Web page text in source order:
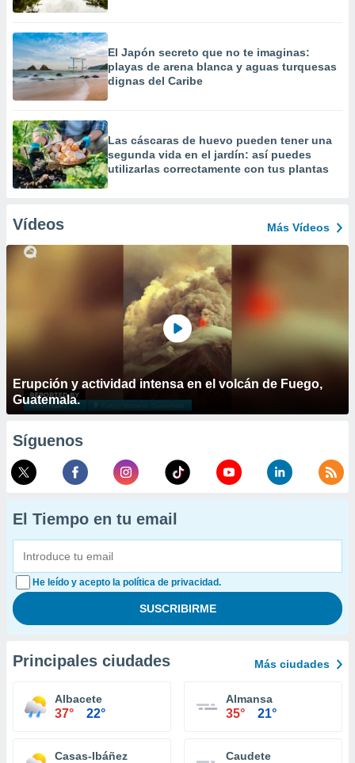
El Japón secreto que no te imaginas:
playas de arena blanca y aguas turquesas
dignas del Caribe
Las cáscaras de huevo pueden tener una
segunda vida en el jardín: así puedes
utilizarlas correctamente con tus plantas
Vídeos Más Vídeos
Erupción y actividad intensa en el volcán de Fuego,
Guatemala.
Síguenos
El Tiempo en tu email
He leído y acepto la política de privacidad.
Principales ciudades Más ciudades
Albacete
37° 22°
Almansa
35° 21°
Casas-Ibáñez Caudete